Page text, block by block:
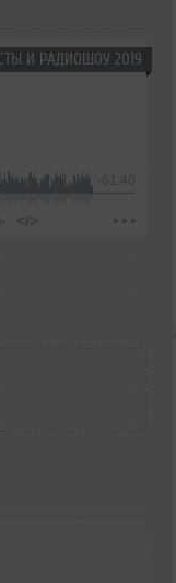
И РАДИОШОУ 2019
-61:40
</>